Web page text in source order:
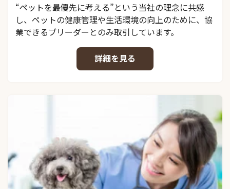
“ペットを最優先に考える”という当社の理念に共感
し、ペットの健康管理や生活環境の向上のために、協
業できるブリーダーとのみ取引しています。
詳細を見る